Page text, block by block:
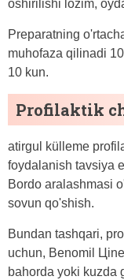
oshirilishi lozim,
Preparatning
muhofaza qilinadi
10 kun.
Profilaktik
atirgul külleme
foydalanish tavsiya
Bordo aralashmasi
sovun qo'shish.
Bundan tashqari,
uchun, Benomil
bahorda yoki kuzda